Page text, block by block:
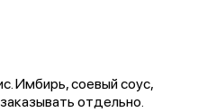
Имбирь, соевый соус,
отдельно.